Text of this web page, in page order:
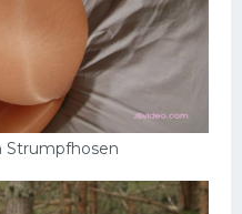
Strumpfhosen